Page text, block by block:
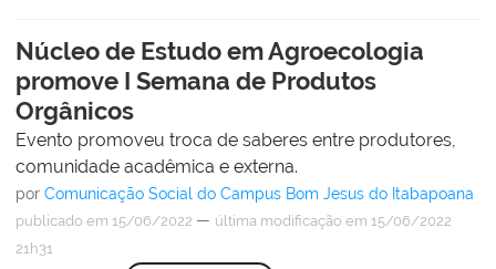
Núcleo de Estudo em Agroecologia
promove I Semana de Produtos
Orgânicos
Evento promoveu troca de saberes entre produtores,
comunidade acadêmica e externa.
por Comunicação Social do Campus Bom Jesus do Itabapoana
publicado em 15/06/2022 — última modificação em 15/06/2022
21h31